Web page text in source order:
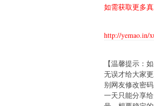
如需获取更多
http://yemao.in/
【温馨提示：
无误才给大家
别网友修改密
一天只能分享